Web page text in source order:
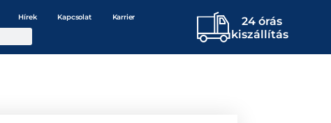
Hírek Kapcsolat Karrier
24 órás
kiszállítás